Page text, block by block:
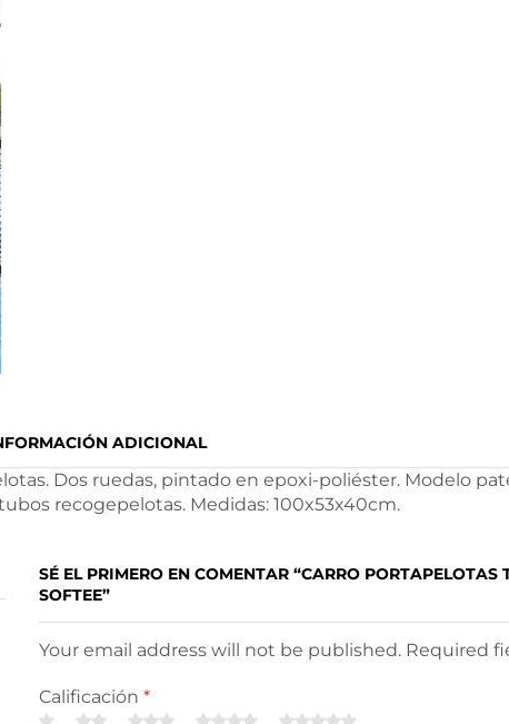
ADICIONAL
Dos ruedas, pintado en epoxi-poliéster. Modelo
recogepelotas. Medidas: 100x53x40cm.
SÉ EL PRIMERO EN COMENTAR “CARRO
SOFTEE”
Your email address will not be published. Required
Calificación *